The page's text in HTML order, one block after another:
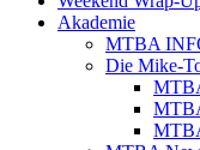
Akademie
MTBA
Die Mike-